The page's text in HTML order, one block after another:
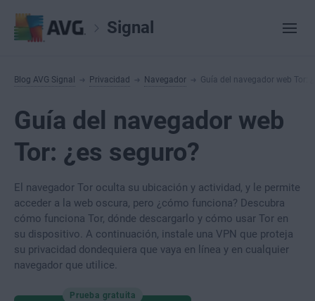
Signal
Blog AVG Signal Privacidad Navegador Guía del navegador web Tor:
Guía del navegador web
Tor: ¿es seguro?
El navegador Tor oculta su ubicación y actividad, y le permite
acceder a la web oscura, pero ¿cómo funciona? Descubra
cómo funciona Tor, dónde descargarlo y cómo usar Tor en
su dispositivo. A continuación, instale una VPN que proteja
su privacidad dondequiera que vaya en línea y en cualquier
navegador que utilice.
Prueba gratuita